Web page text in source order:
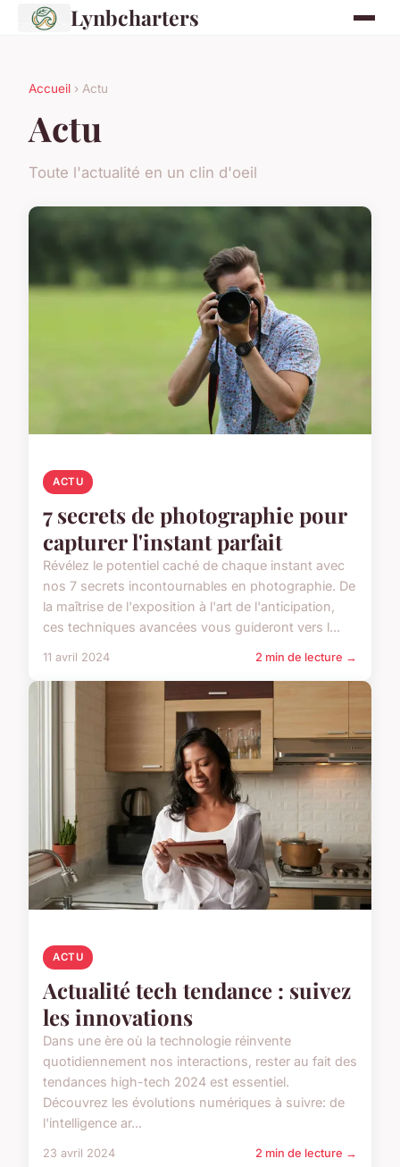
Lynbcharters
Accueil › Actu
Actu
Toute l'actualité en un clin d'oeil
ACTU
7 secrets de photographie pour
capturer l'instant parfait
Révélez le potentiel caché de chaque instant avec
nos 7 secrets incontournables en photographie. De
la maîtrise de l'exposition à l'art de l'anticipation,
ces techniques avancées vous guideront vers l...
11 avril 2024 2 min de lecture →
ACTU
Actualité tech tendance : suivez
les innovations
Dans une ère où la technologie réinvente
quotidiennement nos interactions, rester au fait des
tendances high-tech 2024 est essentiel.
Découvrez les évolutions numériques à suivre: de
l'intelligence ar...
23 avril 2024 2 min de lecture →